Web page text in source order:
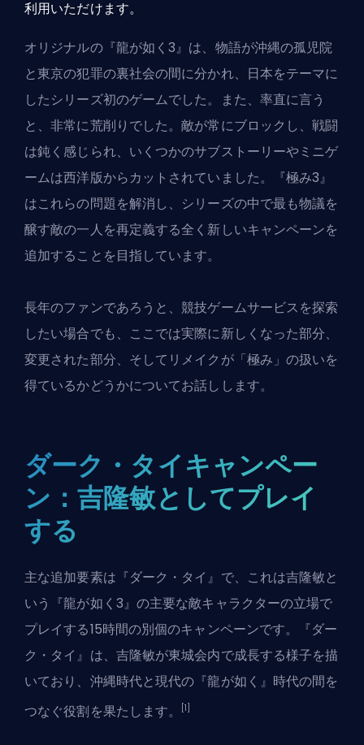
利用いただけます。
オリジナルの『龍が如く3』は、物語が沖縄の孤児院
と東京の犯罪の裏社会の間に分かれ、日本をテーマに
したシリーズ初のゲームでした。また、率直に言う
と、非常に荒削りでした。敵が常にブロックし、戦闘
は鈍く感じられ、いくつかのサブストーリーやミニゲ
ームは西洋版からカットされていました。『極み3』
はこれらの問題を解消し、シリーズの中で最も物議を
醸す敵の一人を再定義する全く新しいキャンペーンを
追加することを目指しています。
長年のファンであろうと、競技ゲームサービスを探索
したい場合でも、ここでは実際に新しくなった部分、
変更された部分、そしてリメイクが「極み」の扱いを
得ているかどうかについてお話しします。
ダーク・タイキャンペー
ン：吉隆敏としてプレイ
する
主な追加要素は『ダーク・タイ』で、これは吉隆敏と
いう『龍が如く3』の主要な敵キャラクターの立場で
プレイする15時間の別個のキャンペーンです。『ダー
ク・タイ』は、吉隆敏が東城会内で成長する様子を描
いており、沖縄時代と現代の『龍が如く』時代の間を
つなぐ役割を果たします。
[1]